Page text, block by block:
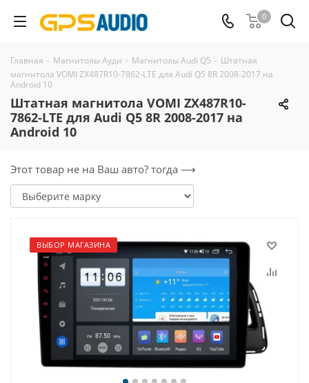
0
Главная - Магнитолы Ауди - Магнитолы Audi Q5 - Штатная
магнитола VOMI ZX487R10-7862-LTE для Audi Q5 8R 2008-2017 на
Android 10
Штатная магнитола VOMI ZX487R10-
7862-LTE для Audi Q5 8R 2008-2017 на
Android 10
Этот товар не на Ваш авто? тогда ⟶
ВЫБОР МАГАЗИНА